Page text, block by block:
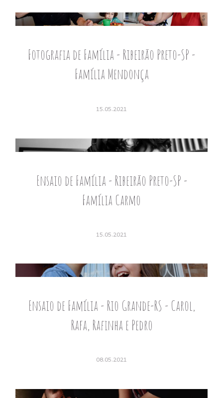
Fotografia de Família - Ribeirão Preto-SP -
Família Mendonça
15.05.2021
Ensaio de Família - Ribeirão Preto-SP -
Família Carmo
15.05.2021
Ensaio de Família - Rio Grande-RS - Carol,
Rafa, Rafinha e Pedro
08.05.2021